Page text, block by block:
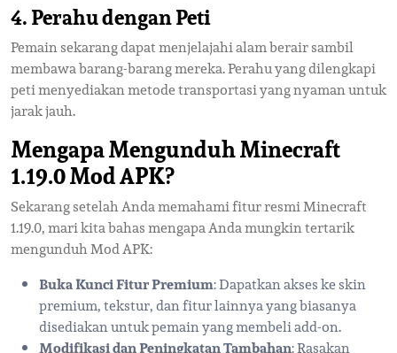
4. Perahu dengan Peti
Pemain sekarang dapat menjelajahi alam berair sambil
membawa barang-barang mereka. Perahu yang dilengkapi
peti menyediakan metode transportasi yang nyaman untuk
jarak jauh.
Mengapa Mengunduh Minecraft
1.19.0 Mod APK?
Sekarang setelah Anda memahami fitur resmi Minecraft
1.19.0, mari kita bahas mengapa Anda mungkin tertarik
mengunduh Mod APK:
Buka Kunci Fitur Premium: Dapatkan akses ke skin
premium, tekstur, dan fitur lainnya yang biasanya
disediakan untuk pemain yang membeli add-on.
Modifikasi dan Peningkatan Tambahan: Rasakan